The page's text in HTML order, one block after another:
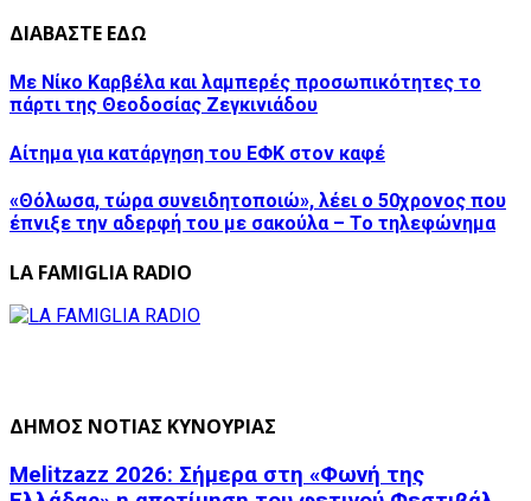
ΔΙΑΒΑΣΤΕ ΕΔΩ
Με Νίκο Καρβέλα και λαμπερές προσωπικότητες το
πάρτι της Θεοδοσίας Ζεγκινιάδου
Αίτημα για κατάργηση του ΕΦΚ στον καφέ
«Θόλωσα, τώρα συνειδητοποιώ», λέει ο 50χρονος που
έπνιξε την αδερφή του με σακούλα – Το τηλεφώνημα
LA FAMIGLIA RADIO
ΔΗΜΟΣ ΝΟΤΙΑΣ ΚΥΝΟΥΡΙΑΣ
Melitzazz 2026: Σήμερα στη «Φωνή της